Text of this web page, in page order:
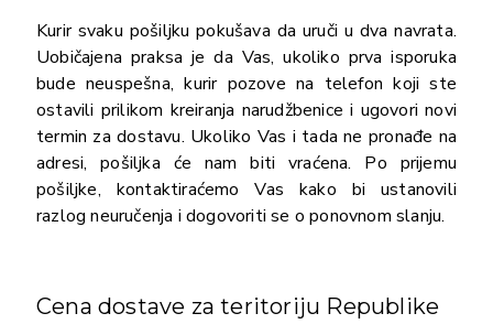
Kurir svaku pošiljku pokušava da uruči u dva navrata.
Uobičajena praksa je da Vas, ukoliko prva isporuka
bude neuspešna, kurir pozove na telefon koji ste
ostavili prilikom kreiranja narudžbenice i ugovori novi
termin za dostavu. Ukoliko Vas i tada ne pronađe na
adresi, pošiljka će nam biti vraćena. Po prijemu
pošiljke, kontaktiraćemo Vas kako bi ustanovili
razlog neuručenja i dogovoriti se o ponovnom slanju.
Cena dostave za teritoriju Republike